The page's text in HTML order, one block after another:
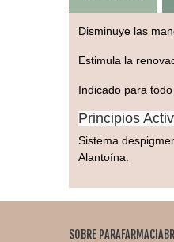
Disminuye las
Estimula la
Indicado para
Principios
Sistema
Alantoína.
SOBRE